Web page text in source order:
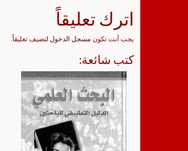
اترك تعليقاً
يجب أنت تكون مسجل الدخول لتضيف تعليقاً.
كتب شائعة: